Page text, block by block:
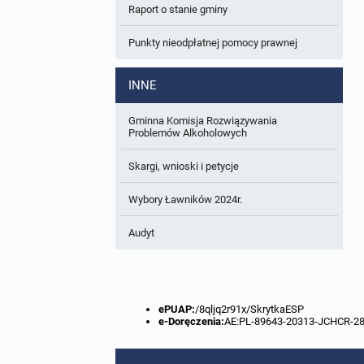
W trakcie opracowania
Zbiory danych przestrzennych
Analizy zmian w zagospodarowaniu
Raport o stanie gminy
Punkty nieodpłatnej pomocy prawnej
INNE
Gminna Komisja Rozwiązywania
Problemów Alkoholowych
Skargi, wnioski i petycje
Wybory Ławników 2024r.
Audyt
ePUAP:/8qljq2r91x/SkrytkaESP
e-Doręczenia:AE:PL-89643-20313-JCHCR-28